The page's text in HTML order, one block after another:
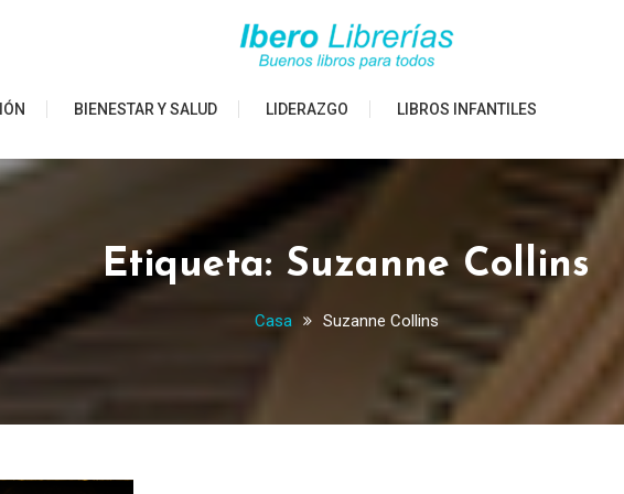
BIENESTAR Y SALUD LIDERAZGO LIBROS INFANTILES
Etiqueta: Suzanne Collins
Casa Suzanne Collins